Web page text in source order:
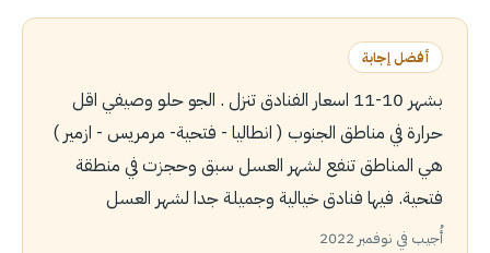
أفضل إجابة
بشهر 10-11 اسعار الفنادق تنزل . الجو حلو وصيفي اقل
حرارة في مناطق الجنوب ( انطاليا - فتحية- مرمريس - ازمير )
هي المناطق تنفع لشهر العسل سبق وحجزت في منطقة
فتحية. فيها فنادق خيالية وجميلة جدا لشهر العسل
أُجيب في نوفمبر 2022